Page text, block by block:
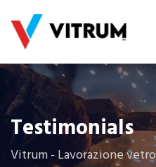
Testimonials
Vitrum - Lavorazione vetro